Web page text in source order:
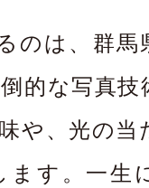
のは、群馬
的な写真
や、光の
ます。一生